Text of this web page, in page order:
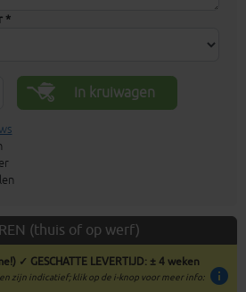
*
In kruiwagen
(thuis of op werf)
✓ GESCHATTE LEVERTIJD: ± 4 weken
info
zijn indicatief; klik op de i-knop voor meer info: